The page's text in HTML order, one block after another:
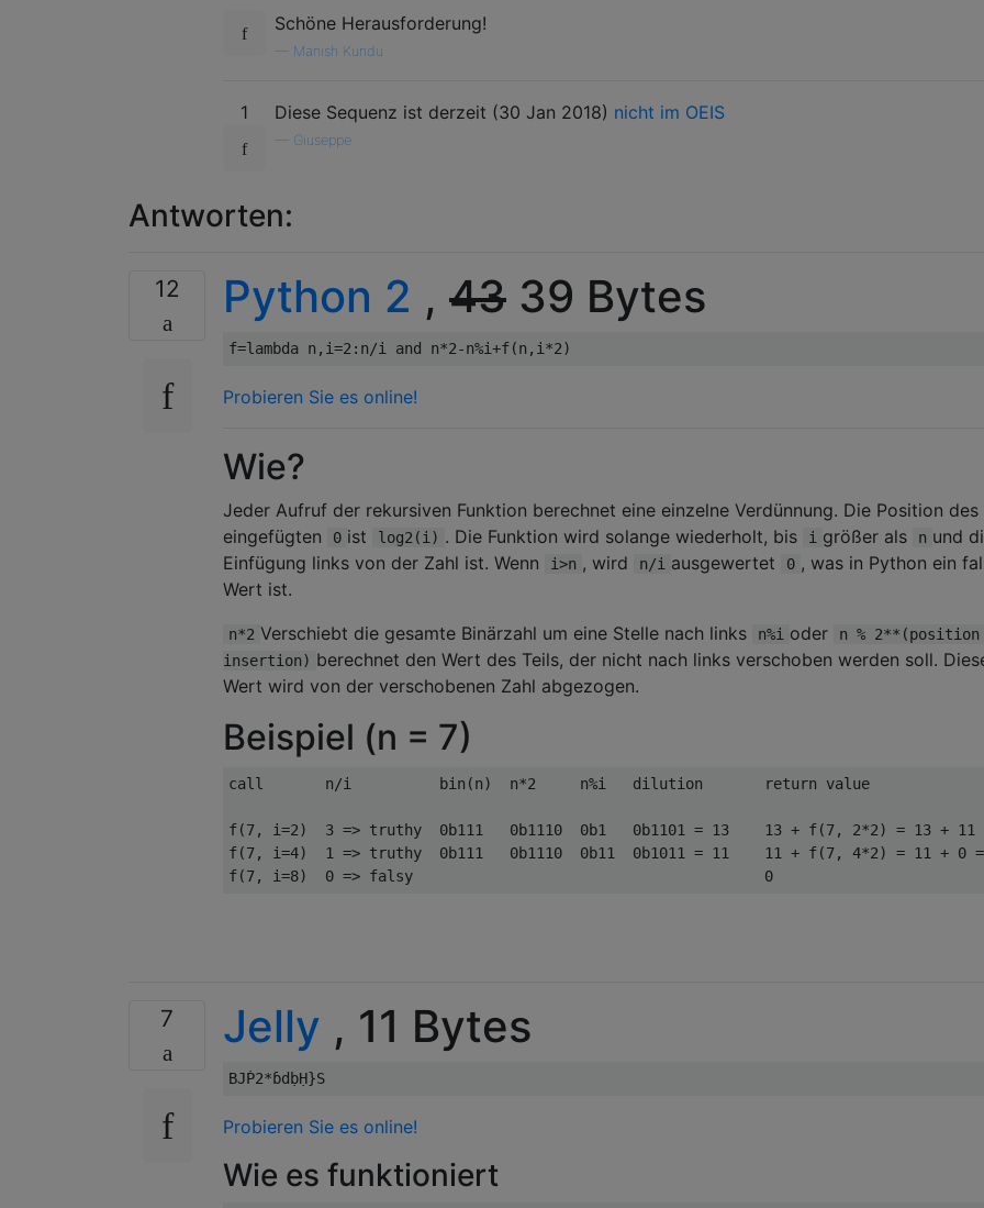
Schöne Herausforderung!
Manish Kundu
1 Diese Sequenz ist derzeit (30 Jan 2018) nicht im OEIS
Giuseppe
Antworten:
12 Python 2 , 43 39 Bytes
f=lambda n , i=2 : n/i and n*2-n%i+f(n , i *2)
Probieren Sie es online!
Wie?
Jeder Aufruf der rekursiven Funktion berechnet eine einzelne Verdünnung. Die Position des
eingefügten
0 ist log2(i) . Die Funktion wird solange wiederholt, bis i größer als n und
Einfügung links von der Zahl ist. Wenn
i>n , wird n/i ausgewertet 0 , was in Python ein
Wert ist.
n*2 Verschiebt die gesamte Binärzahl um eine Stelle nach links n%i oder
n %
insertion) berechnet den Wert des Teils, der nicht nach links verschoben werden soll.
Wert wird von der verschobenen Zahl abgezogen.
Beispiel (n = 7)
call       n/i          bin (n)
  n
*2
     n
%i   dilution return value
f(7, i=2) 3 => truthy 0b111 0b1110 0b1 0b1101 = 13 13 + f(7, 2*2) = 13 + 11
f(7, i=4) 1 => truthy 0b111 0b1110 0b11 0b1011 = 11 11 + f(7, 4*2) = 11 + 0 =
f(7, i=8) 0 => falsy 0
7 Jelly , 11 Bytes
Probieren Sie es online!
Wie es funktioniert